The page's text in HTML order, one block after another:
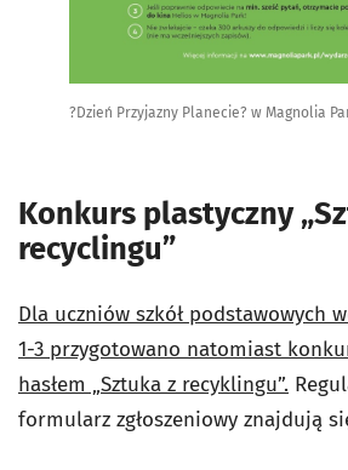
?Dzień Przyjazny Planecie? w Magnolia
Konkurs plastyczny
recyclingu”
Dla uczniów szkół podstawowych
1-3 przygotowano natomiast
hasłem „Sztuka z recyklingu”.
formularz zgłoszeniowy znajdują